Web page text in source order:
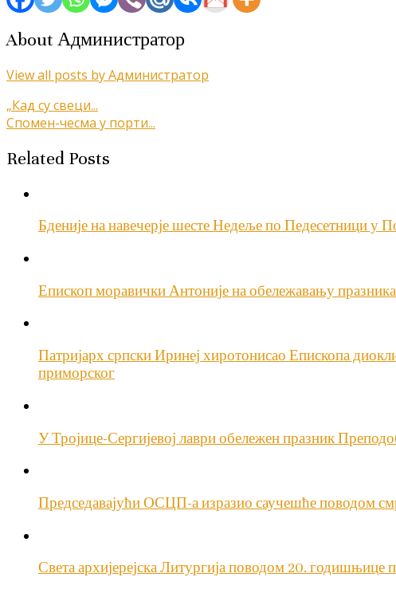
About Администратор
View all posts by Администратор
Кретање
чланка
„Кад су свеци...
Спомен-чесма у порти...
Related Posts
Бденије на навечерје шесте Недеље по Педесетници
Епископ моравички Антоније на обележавању
Патријарх српски Иринеј хиротонисао Епископа
приморског
У Тројице-Сергијевој лаври обележен празник
Председавајући ОСЦП-а изразио саучешће поводом
Света архијерејска Литургија поводом 20.